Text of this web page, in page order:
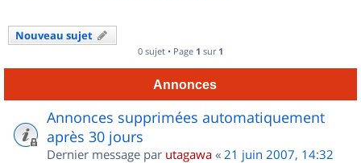
Nouveau sujet
0 sujet • Page 1 sur 1
Annonces
Annonces supprimées automatiquement
après 30 jours
Dernier message par utagawa « 21 juin 2007, 14:32